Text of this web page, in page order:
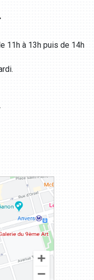
11h à 13h puis de 14h